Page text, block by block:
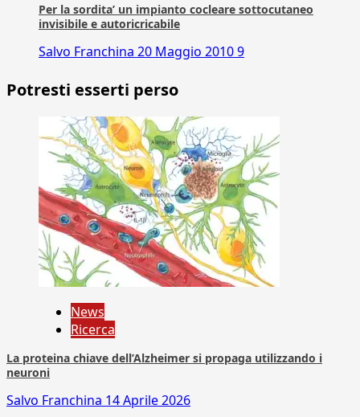
Per la sordita’ un impianto cocleare sottocutaneo
invisibile e autoricricabile
Salvo Franchina 20 Maggio 20109
Potresti esserti perso
News
Ricerca
La proteina chiave dell’Alzheimer si propaga utilizzando i
neuroni
Salvo Franchina 14 Aprile 2026